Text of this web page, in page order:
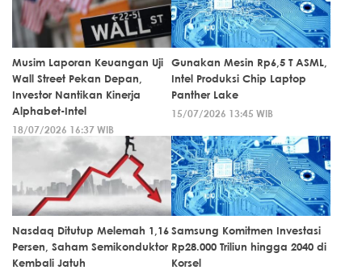
Musim Laporan Keuangan Uji
Wall Street Pekan Depan,
Investor Nantikan Kinerja
Alphabet-Intel
18/07/2026 16:37 WIB
Gunakan Mesin Rp6,5 T ASML,
Intel Produksi Chip Laptop
Panther Lake
15/07/2026 13:45 WIB
Nasdaq Ditutup Melemah 1,16
Persen, Saham Semikonduktor
Kembali Jatuh
Samsung Komitmen Investasi
Rp28.000 Triliun hingga 2040 di
Korsel